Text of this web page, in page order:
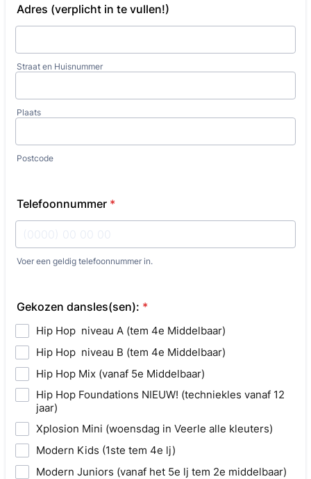
Adres (verplicht in te vullen!)
Straat en Huisnummer
Plaats
Postcode
Telefoonnummer *
Voer een geldig telefoonnummer in.
Gekozen dansles(sen): *
Hip Hop niveau A (tem 4e Middelbaar)
Hip Hop niveau B (tem 4e Middelbaar)
Hip Hop Mix (vanaf 5e Middelbaar)
Hip Hop Foundations NIEUW! (techniekles vanaf 12
jaar)
Xplosion Mini (woensdag in Veerle alle kleuters)
Modern Kids (1ste tem 4e lj)
Modern Juniors (vanaf het 5e lj tem 2e middelbaar)